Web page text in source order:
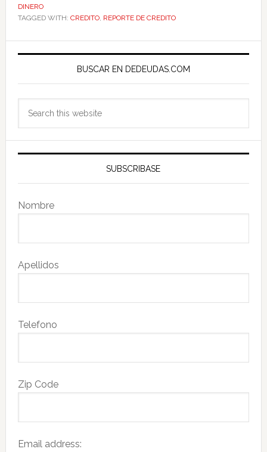
DINERO
TAGGED WITH: CREDITO, REPORTE DE CREDITO
Primary
BUSCAR EN DEDEUDAS.COM
SUBSCRIBASE
Nombre
Apellidos
Telefono
Zip Code
Email address: